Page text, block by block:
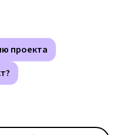
проекта